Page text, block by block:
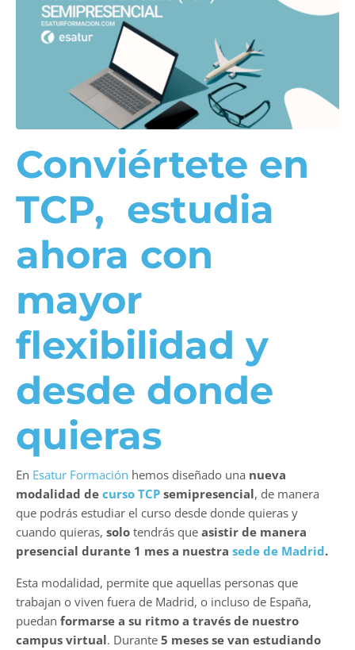
Conviértete en
TCP, estudia
ahora con
mayor
flexibilidad y
desde donde
quieras
En Esatur Formación hemos diseñado una nueva
modalidad de curso TCP semipresencial, de manera
que podrás estudiar el curso desde donde quieras y
cuando quieras, solo tendrás que asistir de manera
presencial durante 1 mes a nuestra sede de Madrid.
Esta modalidad, permite que aquellas personas que
trabajan o viven fuera de Madrid, o incluso de España,
puedan formarse a su ritmo a través de nuestro
campus virtual. Durante 5 meses se van estudiando